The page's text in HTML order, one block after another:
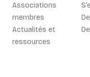
Associations
membres
Actualités et
ressources